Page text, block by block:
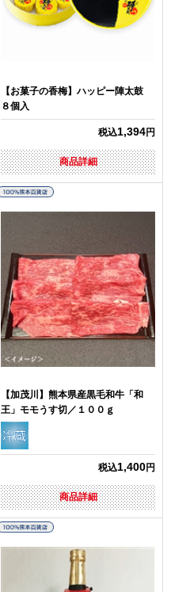
【お菓子の香梅】ハッピー陣太鼓
８個入
税込1,394円
商品詳細
【加茂川】熊本県産黒毛和牛「和
王」モモうす切／１００ｇ
税込1,400円
商品詳細